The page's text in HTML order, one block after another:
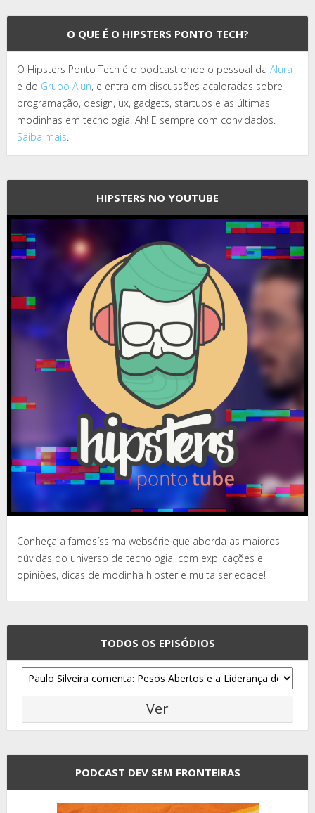
O QUE É O HIPSTERS PONTO TECH?
O Hipsters Ponto Tech é o podcast onde o pessoal da Alura
e do Grupo Alun, e entra em discussões acaloradas sobre
programação, design, ux, gadgets, startups e as últimas
modinhas em tecnologia. Ah! E sempre com convidados.
Saiba mais.
HIPSTERS NO YOUTUBE
Conheça a famosíssima websérie que aborda as maiores
dúvidas do universo de tecnologia, com explicações e
opiniões, dicas de modinha hipster e muita seriedade!
TODOS OS EPISÓDIOS
PODCAST DEV SEM FRONTEIRAS